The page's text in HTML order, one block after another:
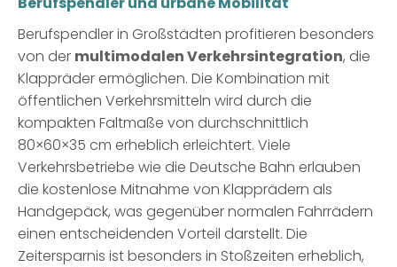
Berufspendler in Großstädten profitieren besonders
von der multimodalen Verkehrsintegration, die
Klappräder ermöglichen. Die Kombination mit
öffentlichen Verkehrsmitteln wird durch die
kompakten Faltmaße von durchschnittlich
80×60×35 cm erheblich erleichtert. Viele
Verkehrsbetriebe wie die Deutsche Bahn erlauben
die kostenlose Mitnahme von Klapprädern als
Handgepäck, was gegenüber normalen Fahrrädern
einen entscheidenden Vorteil darstellt. Die
Zeitersparnis ist besonders in Stoßzeiten erheblich,